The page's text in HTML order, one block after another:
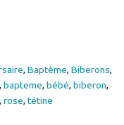
, Baptême, Biberons,
, bapteme, bébé, biberon,
, rose, tétine